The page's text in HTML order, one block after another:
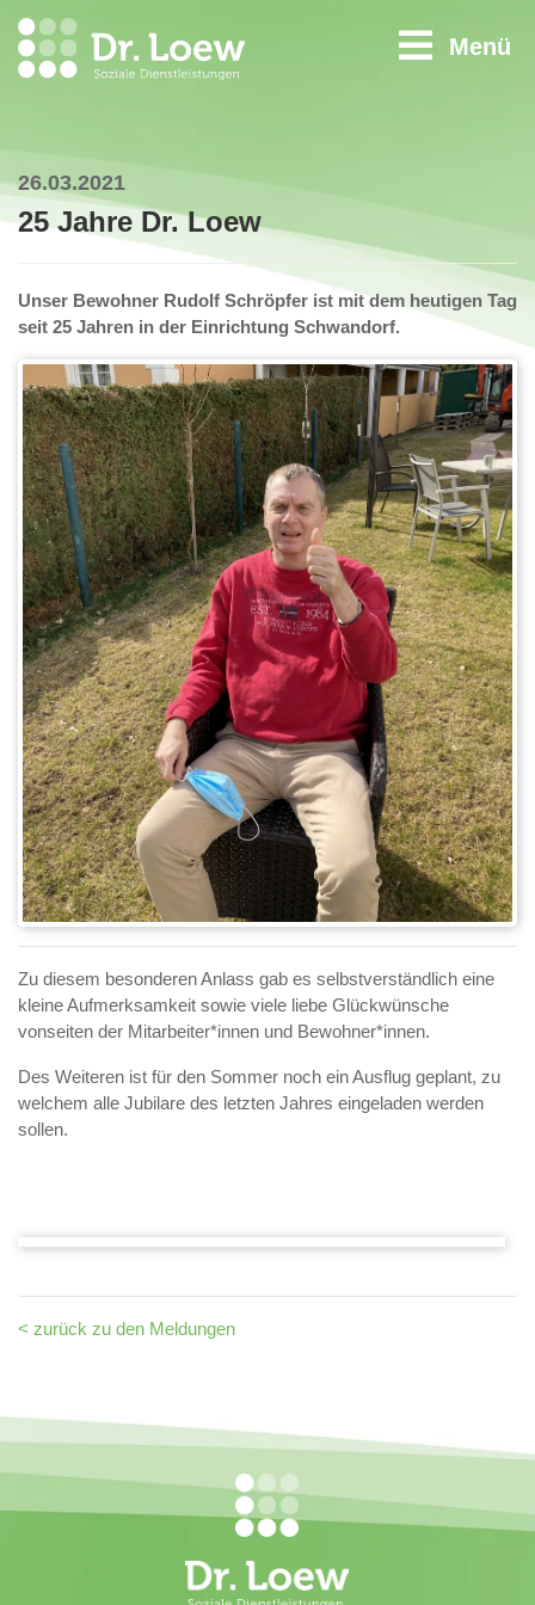
Menü
26.03.2021
25 Jahre Dr. Loew
Unser Bewohner Rudolf Schröpfer ist mit dem heutigen Tag
seit 25 Jahren in der Einrichtung Schwandorf.
Zu diesem besonderen Anlass gab es selbstverständlich eine
kleine Aufmerksamkeit sowie viele liebe Glückwünsche
vonseiten der Mitarbeiter*innen und Bewohner*innen.
Des Weiteren ist für den Sommer noch ein Ausflug geplant, zu
welchem alle Jubilare des letzten Jahres eingeladen werden
sollen.
< zurück zu den Meldungen